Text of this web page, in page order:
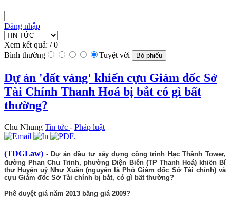
Đăng nhập
Xem kết quả: / 0
Bình thường
Tuyệt vời
Dự án 'đất vàng' khiến cựu Giám đốc Sở
Tài Chính Thanh Hoá bị bắt có gì bất
thường?
Chu Nhung Tin tức - Pháp luật
(TDGLaw) - Dự án đầu tư xây dựng công trình Hạc Thành Tower,
đường Phan Chu Trinh, phường Điện Biên (TP Thanh Hoá) khiến Bí
thư Huyện uỷ Như Xuân (nguyên là Phó Giám đốc Sở Tài chính) và
cựu Giám đốc Sở Tài chính bị bắt, có gì bất thường?
Phê duyệt giá năm 2013 bằng giá 2009?